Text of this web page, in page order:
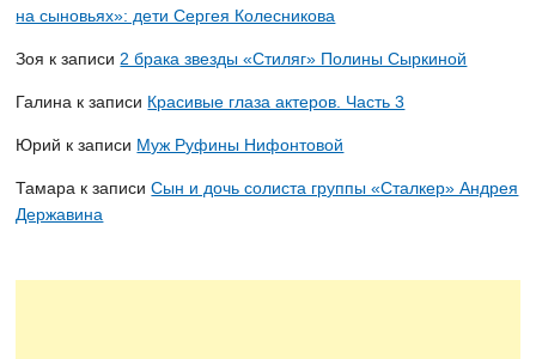
на сыновьях»: дети Сергея Колесникова
Зоя к записи 2 брака звезды «Стиляг» Полины Сыркиной
Галина к записи Красивые глаза актеров. Часть 3
Юрий к записи Муж Руфины Нифонтовой
Тамара к записиСын и дочь солиста группы «Сталкер» Андрея
Державина